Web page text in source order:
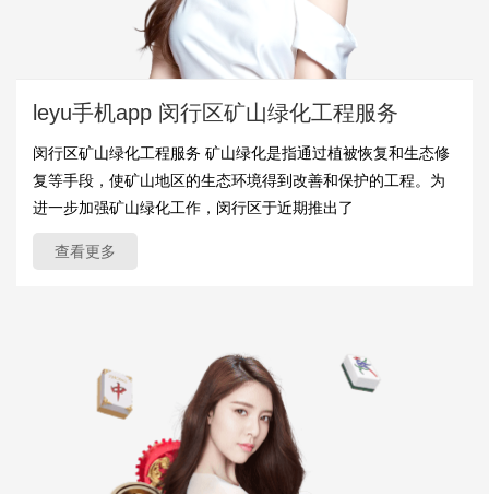
leyu手机app 闵行区矿山绿化工程服务
闵行区矿山绿化工程服务 矿山绿化是指通过植被恢复和生态修
复等手段，使矿山地区的生态环境得到改善和保护的工程。为
进一步加强矿山绿化工作，闵行区于近期推出了
查看更多